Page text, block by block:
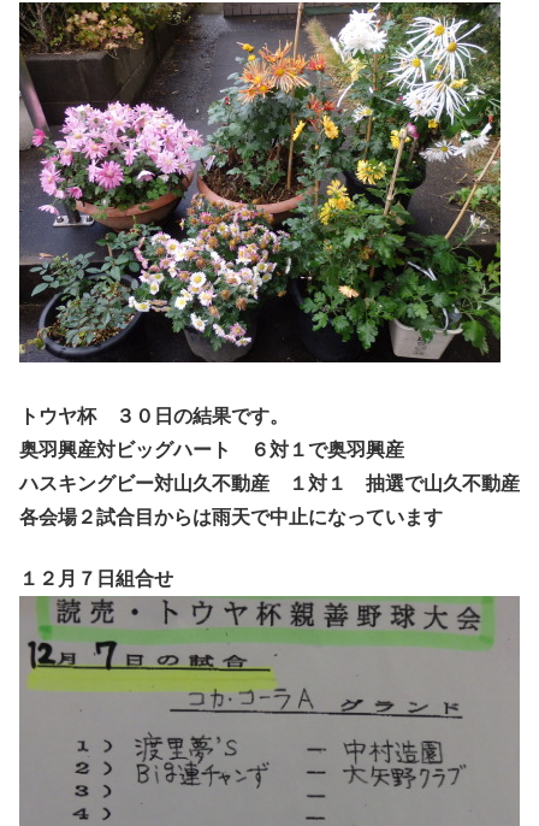
トウヤ杯 ３０日の結果です。
奥羽興産対ビッグハート ６対１で奥羽興産
ハスキングビー対山久不動産 １対１ 抽選で山久不動産
各会場２試合目からは雨天で中止になっています
１２月７日組合せ